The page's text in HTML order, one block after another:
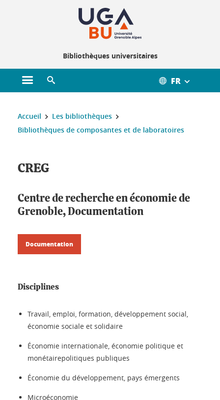
Bibliothèques universitaires
Ouvrir le menu principal FR
Vous êtes ici :
Accueil
Les bibliothèques
Bibliothèques de composantes et de laboratoires
CREG
Centre de recherche en économie de
Grenoble, Documentation
Documentation
Disciplines
Travail, emploi, formation, développement social,
économie sociale et solidaire
Économie internationale, économie politique et
monétairepolitiques publiques
Économie du développement, pays émergents
Microéconomie